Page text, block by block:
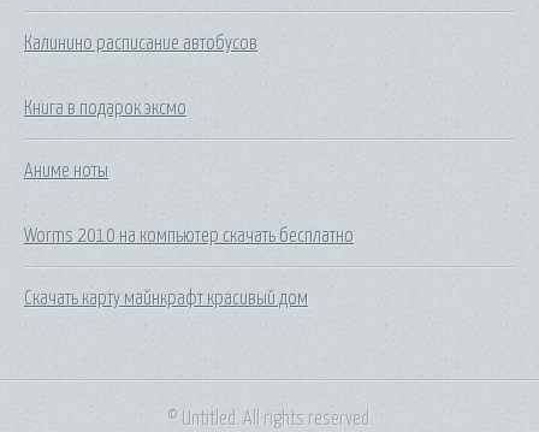
Калинино расписание автобусов
Книга в подарок эксмо
Аниме ноты
Worms 2010 на компьютер скачать бесплатно
Скачать карту майнкрафт красивый дом
© Untitled. All rights reserved.